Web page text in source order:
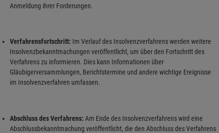
Anmeldung ihrer Forderungen.
Verfahrensfortschritt: Im Verlauf des Insolvenzverfahrens werden weitere
Insolvenzbekanntmachungen veröffentlicht, um über den Fortschritt des
Verfahrens zu informieren. Dies kann Informationen über
Gläubigerversammlungen, Berichtstermine und andere wichtige Ereignisse
im Insolvenzverfahren umfassen.
Abschluss des Verfahrens: Am Ende des Insolvenzverfahrens wird eine
Abschlussbekanntmachung veröffentlicht, die den Abschluss des Verfahrens